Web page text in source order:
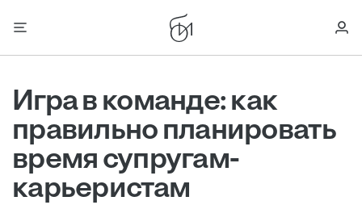
Игра в команде: как
правильно планировать
время супругам-
карьеристам